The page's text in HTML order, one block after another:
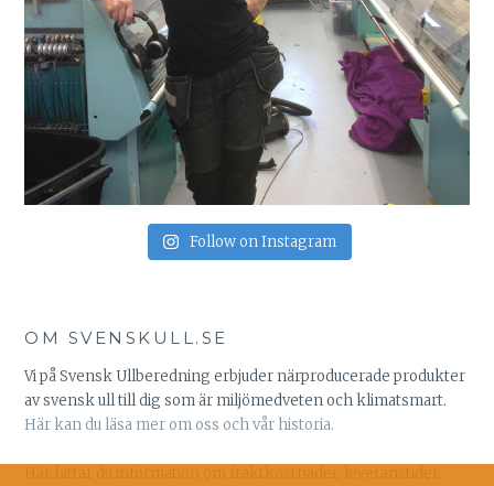
Follow on Instagram
OM SVENSKULL.SE
Vi på Svensk Ullberedning erbjuder närproducerade produkter
av svensk ull till dig som är miljömedveten och klimatsmart.
Här kan du läsa mer om oss och vår historia.